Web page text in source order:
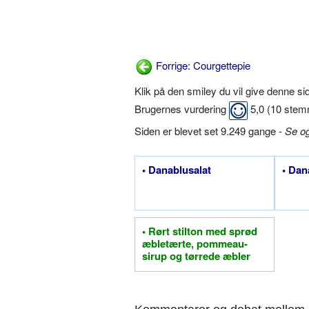
Forrige: Courgettepie
Klik på den smiley du vil give denne
Brugernes vurdering
5,0 (10
Siden er blevet set 9.249 gange -Se
• Danablusalat •
• Rørt stilton med sprød
æbletærte, pommeau-
sirup og tørrede æbler